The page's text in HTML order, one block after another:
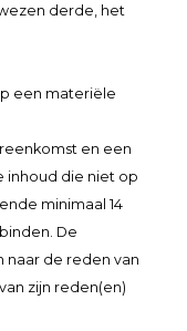
derde, het
een materiële
en een
inhoud die niet op
minimaal 14
De
de reden van
zijn reden(en)